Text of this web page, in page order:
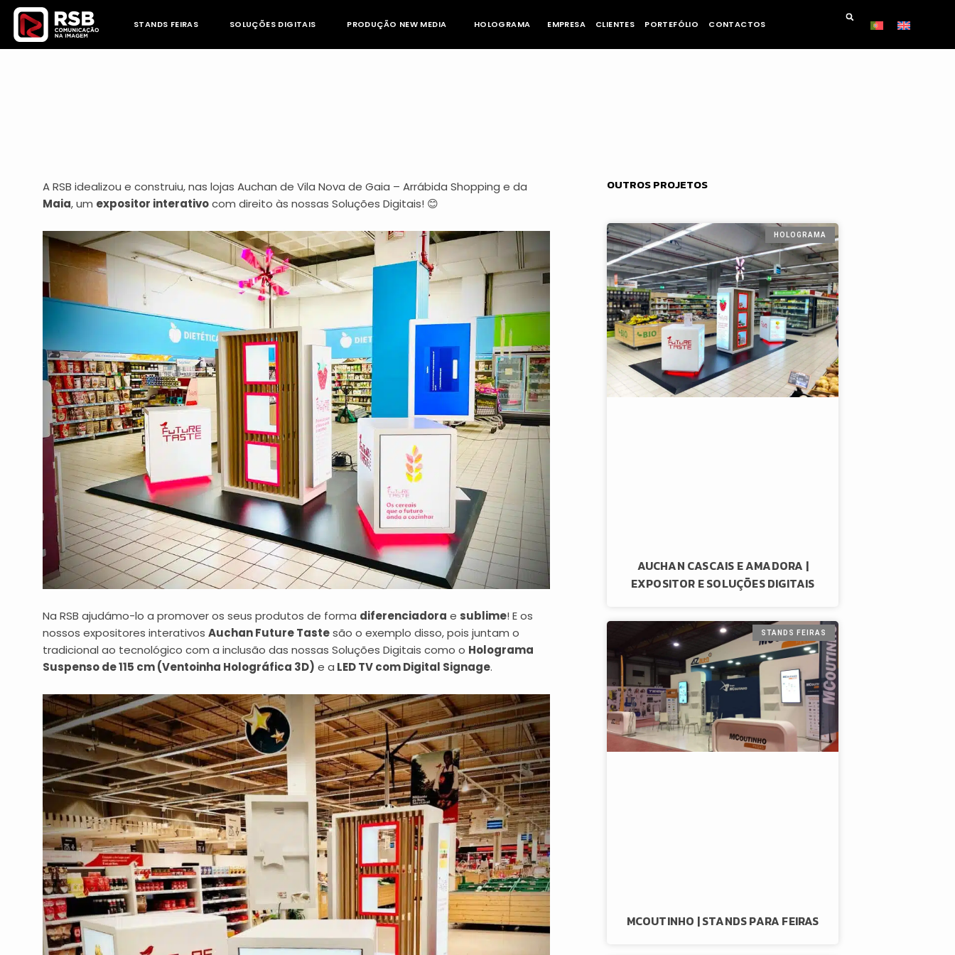
Skip
content
STANDS FEIRAS SOLUÇÕES DIGITAIS PRODUÇÃO NEW MEDIA HOLOGRAMA EMPRESA CLIENTES PORTEFÓLIO CONTACTOS
A RSB idealizou e construiu, nas lojas Auchan de Vila Nova de Gaia – Arrábida Shopping e da
Maia, um expositor interativocom direito às nossas Soluções Digitais! 😊
Na RSB ajudámo-lo a promover os seus produtos de forma diferenciadora e sublime! E os
nossos expositores interativos Auchan Future Tastesão o exemplo disso, pois juntam o
tradicional ao tecnológico com a inclusão das nossas Soluções Digitais como o Holograma
Suspenso de 115 cm (Ventoinha Holográfica 3D) e a LED TV com Digital Signage.
OUTROS PROJETOS
HOLOGRAMA
AUCHAN CASCAIS E AMADORA |
EXPOSITOR E SOLUÇÕES DIGITAIS
STANDS FEIRAS
MCOUTINHO | STANDS PARA FEIRAS